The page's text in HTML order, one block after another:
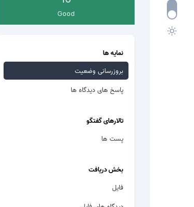
Good
نمایه ها
بروزرسانی وضعیت
پاسخ های دیدگاه ها
تالارهای گفتگو
پست ها
بخش دریافت
فایل